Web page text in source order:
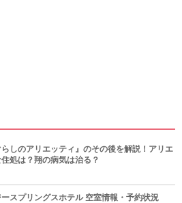
らしのアリエッティ』のその後を解説！アリエ
処は？翔の病気は治る？
ースプリングスホテル 空室情報・予約状況